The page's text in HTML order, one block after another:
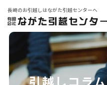
長崎のお引越しはながた引越センターへ
会社紹介
お引越しサービス
引越しコラム